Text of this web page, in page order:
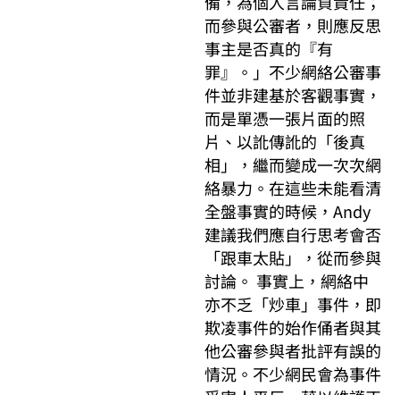
而參與公審者，則應反思
事主是否真的『有
罪』。」不少網絡公審事
件並非建基於客觀事實，
而是單憑一張片面的照
片、以訛傳訛的「後真
相」，繼而變成一次次網
絡暴力。在這些未能看清
全盤事實的時候，Andy
建議我們應自行思考會否
「跟車太貼」，從而參與
討論。 事實上，網絡中
亦不乏「炒車」事件，即
欺凌事件的始作俑者與其
他公審參與者批評有誤的
情況。不少網民會為事件